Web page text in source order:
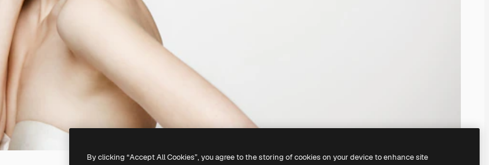
By clicking “Accept All Cookies”, you agree to the storing of cookies on your device to enhance site